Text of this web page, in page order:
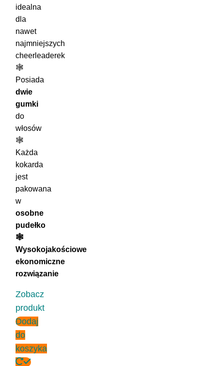
idealna
dla
nawet
najmniejszych
cheerleaderek
🕸️
Posiada
dwie
gumki
do
włosów
🕸️
Każda
kokarda
jest
pakowana
w
osobne
pudełko
🕸️
Wysokojakościowe
ekonomiczne
rozwiązanie
Zobacz
produkt
Dodaj
do
koszyka